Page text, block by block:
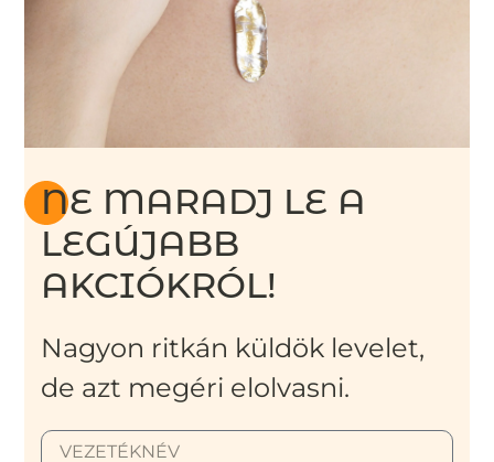
NE MARADJ LE A
LEGÚJABB
AKCIÓKRÓL!
Nagyon ritkán küldök levelet,
de azt megéri elolvasni.